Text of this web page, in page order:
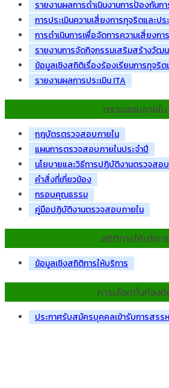
รายงานผลการดำเนินงานการป้องกันก
การประเมินความเสี่ยงการทุจริตและป
การดำเนินการเพื่อจัดการความเสี่ยงก
รายงานการจัดกิจกรรมเสริมสร้างวัฒ
ข้อมูลเชิงสถิติเรื่องร้องเรียนการทุจริ
รายงานผลการประเมิน ITA
ตรวจสอบภายใน
กฎบัตรตรวจสอบภายใน
แผนการตรวจสอบภายในประจำปี
นโยบายและวิธีการปฏิบัติงานตรวจสอ
คำสั่งที่เกี่ยวข้อง
กรอบคุณธรรม
คู่มือปฏิบัติงานตรวจสอบภายใน
สถิติการให้บริการ
ข้อมูลเชิงสถิติการให้บริการ
การเลือกตั้งท้อง
ประกาศรับสมัครบุคคลเข้ารับการสรร